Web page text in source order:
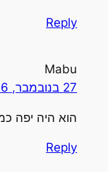
Reply
Mabu
27 בנובמבר, 2006
הוא היה יפה
Reply